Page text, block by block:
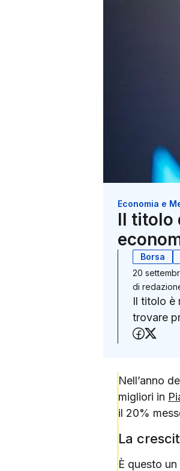
Economia e
Il titolo
Borsa
20
di
Il titolo è
trovare
Nell’anno
migliori in
il 20%
La
È questo